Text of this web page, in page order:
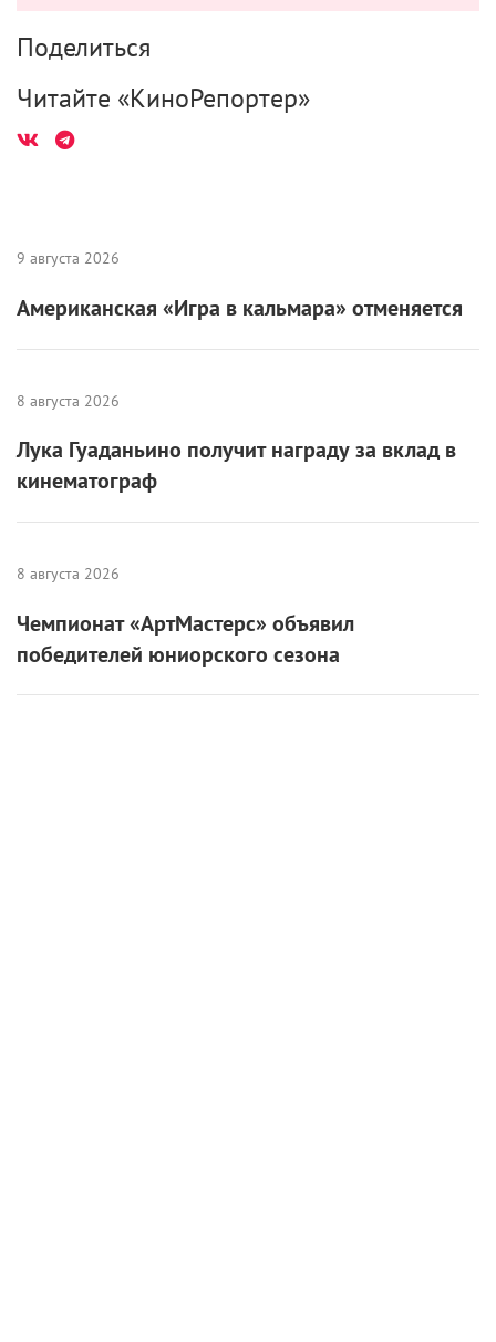
Поделиться
Читайте «КиноРепортер»
9 августа 2026
Американская «Игра в кальмара» отменяется
8 августа 2026
Лука Гуаданьино получит награду за вклад в
кинематограф
8 августа 2026
Чемпионат «АртМастерс» объявил
победителей юниорского сезона